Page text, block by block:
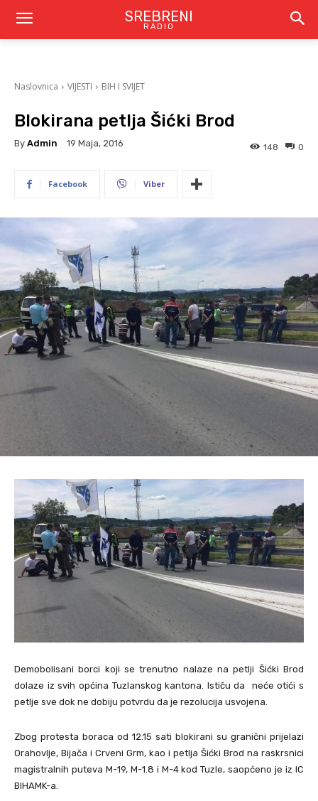
SREBRENI
RADIO
Naslovnica VIJESTI BIH I SVIJET
Blokirana petlja Šićki Brod
By Admin 19 Maja, 2016 0
148
Facebook Viber
Demobolisani borci koji se trenutno nalaze na petlji Šićki Brod
dolaze iz svih općina Tuzlanskog kantona. Ističu da neće otići s
petlje sve dok ne dobiju potvrdu da je rezolucija usvojena.
Zbog protesta boraca od 12.15 sati blokirani su granični prijelazi
Orahovlje, Bijača i Crveni Grm, kao i petlja Šićki Brod na raskrsnici
magistralnih puteva M-19, M-1.8 i M-4 kod Tuzle, saopćeno je iz IC
BIHAMK-a.